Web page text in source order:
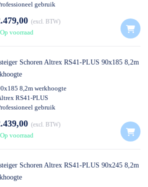
gebruik
excl. BTW
Op voorraad
Schoren Altrex RS41-PLUS 90x185 8,2m
8,2m werkhoogte
RS41-PLUS
gebruik
excl. BTW
Op voorraad
Schoren Altrex RS41-PLUS 90x245 8,2m